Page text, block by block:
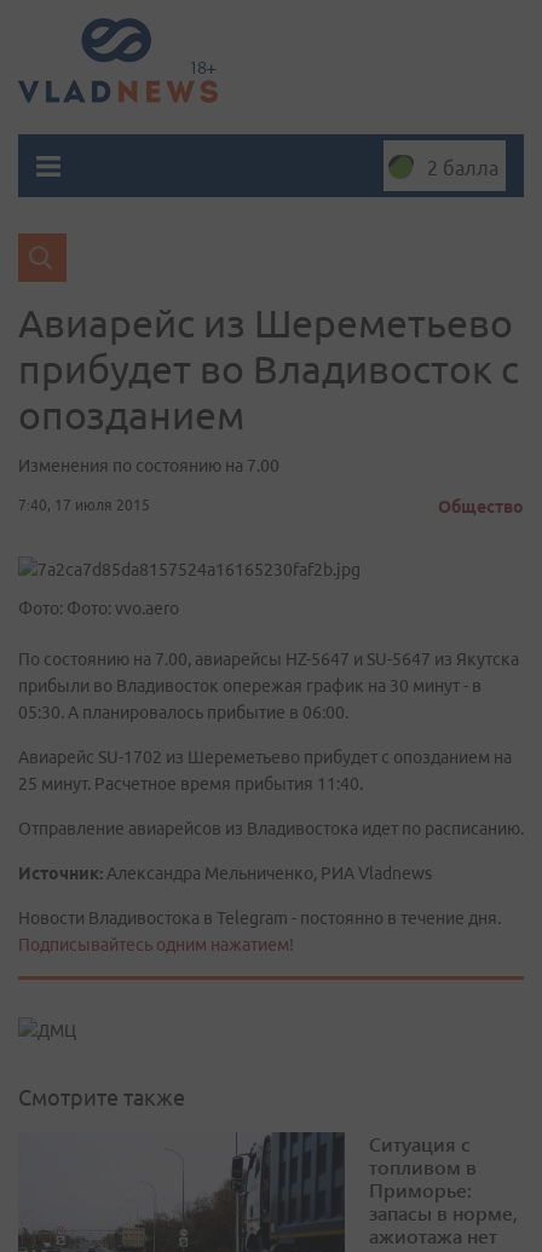
2 балла
Авиарейс из Шереметьево
прибудет во Владивосток с
опозданием
Изменения по состоянию на 7.00
7:40, 17 июля 2015 Общество
Фото: Фото: vvo.aero
По состоянию на 7.00, авиарейсы HZ-5647 и SU-5647 из Якутска
прибыли во Владивосток опережая график на 30 минут - в
05:30. А планировалось прибытие в 06:00.
Авиарейс SU-1702 из Шереметьево прибудет с опозданием на
25 минут. Расчетное время прибытия 11:40.
Отправление авиарейсов из Владивостока идет по расписанию.
Источник: Александра Мельниченко, РИА Vladnews
Новости Владивостока в Telegram - постоянно в течение дня.
Подписывайтесь одним нажатием!
Смотрите также
Ситуация с
топливом в
Приморье:
запасы в норме,
ажиотажа нет